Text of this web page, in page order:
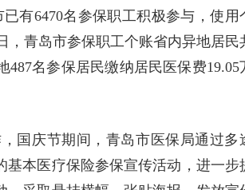
有6470名参保职工积极参与，使用
，青岛市参保职工个账省内异地居民
名参保居民缴纳居民医保费19.05
国庆节期间，青岛市医保局通过多
本医疗保险参保宣传活动，进一步